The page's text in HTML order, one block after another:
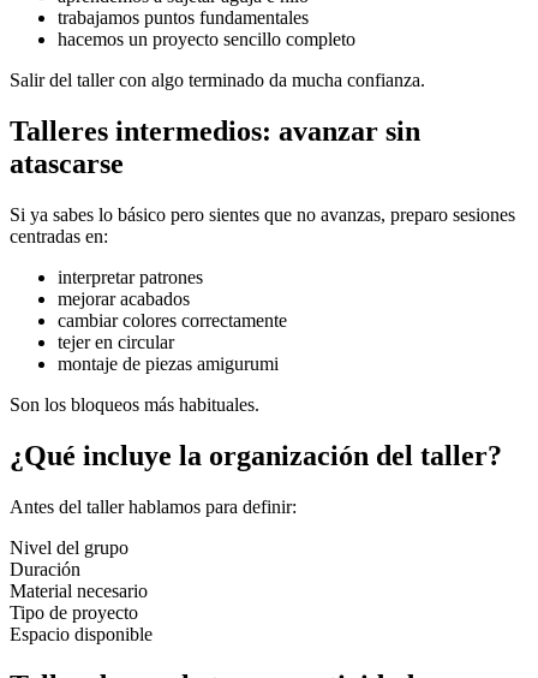
trabajamos puntos fundamentales
hacemos un proyecto sencillo completo
Salir del taller con algo terminado da mucha confianza.
Talleres intermedios: avanzar sin
atascarse
Si ya sabes lo básico pero sientes que no avanzas, preparo sesiones
centradas en:
interpretar patrones
mejorar acabados
cambiar colores correctamente
tejer en circular
montaje de piezas amigurumi
Son los bloqueos más habituales.
¿Qué incluye la organización del taller?
Antes del taller hablamos para definir:
Nivel del grupo
Duración
Material necesario
Tipo de proyecto
Espacio disponible